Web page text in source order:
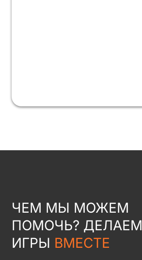
ЧЕМ МЫ МОЖЕМ
ПОМОЧЬ? ДЕЛАЕМ
ИГРЫ ВМЕСТЕ